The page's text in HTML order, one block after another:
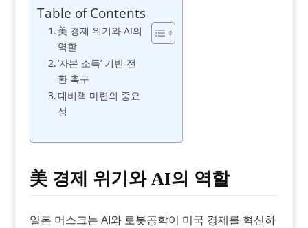
Table of Contents
美 경제 위기와 AI의
역할
‘자본 소득’ 기반 전
환 촉구
대비책 마련의 중요
성
美 경제 위기와 AI의 역할
일론 머스크는 AI와 로봇공학이 미국 경제를 혁신하